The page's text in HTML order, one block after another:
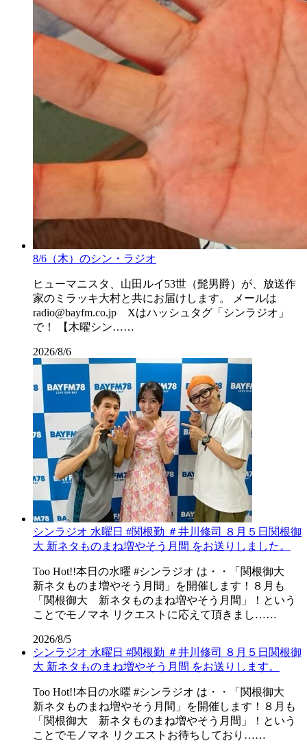
8/6（木）のシン・ラジオ
ヒューマニスタ、山田ルイ53世（髭男爵）が、放送作
家のミラッキ大村と共にお届けします。 メールは
radio@bayfm.co.jp Xはハッシュタグ「シンラジオ」
で！ 【木曜シン……
2026/8/6
シンラジオ 水曜日 #関根勤 ＃井川修司 ８月５日関根御
大 新ネタものまね増やそう月間 をお送りしました。
Too Hot!!本日の水曜 #シンラジオ は・・「関根御大
新ネタものま増やそう月間」を開催します！８月も
「関根御大 新ネタものまね増やそう月間」！という
ことでモノマネ リクエストに応えて頂きまし……
2026/8/5
シンラジオ 水曜日 #関根勤 ＃井川修司 ８月５日関根御
大 新ネタものまね増やそう月間 をお送りします。
Too Hot!!本日の水曜 #シンラジオ は・・「関根御大
新ネタものまね増やそう月間」を開催します！８月も
「関根御大 新ネタものまね増やそう月間」！という
ことでモノマネ リクエストお待ちしており……